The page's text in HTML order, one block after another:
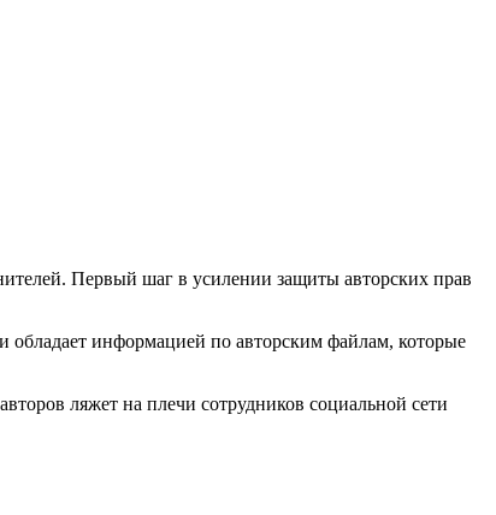
Первый шаг в усилении защиты авторских прав
обладает информацией по авторским файлам, которые
ляжет на плечи сотрудников социальной сети